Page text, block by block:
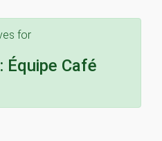
for
Équipe Café